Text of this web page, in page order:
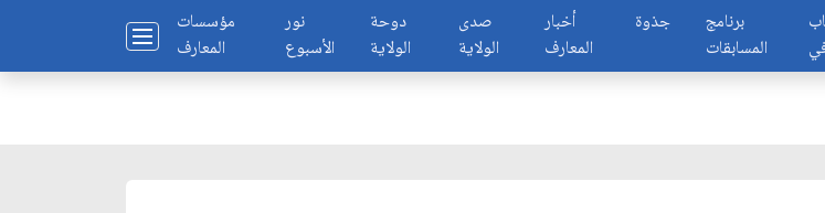
مؤسسات
المعارف
نور
الأسبوع
دوحة
الولاية
صدى
الولاية
أخبار
المعارف
جذوة
برنامج
المسابقات